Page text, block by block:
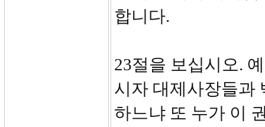
합니다.
23절을 보십시오.
시자 대제사장들과
하느냐 또 누가 이